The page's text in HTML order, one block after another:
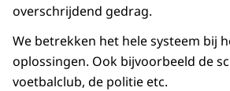
overschrijdend gedrag.
We betrekken het hele systeem bij
oplossingen. Ook bijvoorbeeld de
voetbalclub, de politie etc.